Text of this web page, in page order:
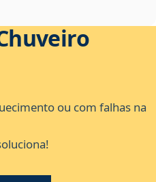
ou com falhas na